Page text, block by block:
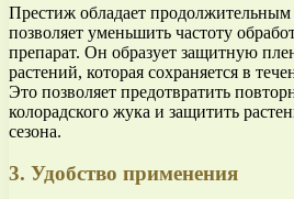
Престиж обладает
позволяет уменьшить частоту
препарат. Он образует защитную
растений, которая сохраняется в
Это позволяет предотвратить
колорадского жука и защитить
сезона.
3. Удобство применения